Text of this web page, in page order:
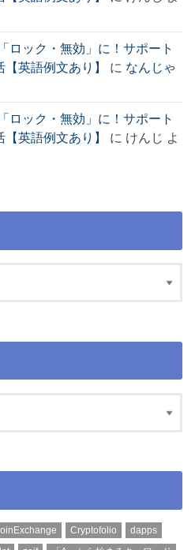
ロック・無効」に！サポート
英語例文あり】
に なんじゃ
ロック・無効」に！サポート
英語例文あり】
に けんじ よ
Cryptofolio
dapps